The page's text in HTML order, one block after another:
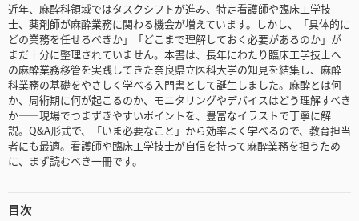
近年、麻酔科領域ではタスクシフトが進み、特定看護師や臨床工学技
士、薬剤師が麻酔業務に関わる機会が増えています。しかし、「具体的に
どの業務を任せるべきか」「どこまで理解しておく必要があるのか」が
まだ十分に整理されていません。本書は、長年にわたり臨床工学技士へ
の麻酔業務移管を実践してきた奈良県立医科大学の知見を結集し、麻酔
科業務の基礎をやさしく学べる入門書として誕生しました。麻酔とは何
か、周術期に何が起こるのか、モニタリングやデバイスはどう理解すべき
か――現場でつまずきやすいポイントを、豊富なイラストで丁寧に解
説。Q&A形式で、「いま必要なこと」から効率よく学べるので、教育担当
者にも最適。看護師や臨床工学技士が自信を持って麻酔業務を担うため
に、まず読むべき一冊です。
目次